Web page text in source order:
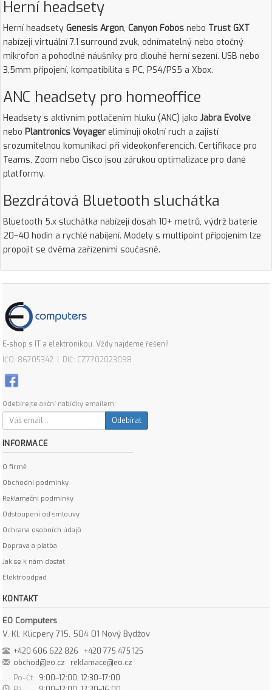
Herní headsety
Herní headsety Genesis Argon, Canyon Fobos nebo Trust GXT
nabízejí virtuální 7.1 surround zvuk, odnímatelný nebo otočný
mikrofon a pohodlné náušníky pro dlouhé herní sezení. USB nebo
3,5mm připojení, kompatibilita s PC, PS4/PS5 a Xbox.
ANC headsety pro homeoffice
Headsety s aktivním potlačením hluku (ANC) jako Jabra Evolve
nebo Plantronics Voyager eliminují okolní ruch a zajistí
srozumitelnou komunikaci při videokonferencích. Certifikace pro
Teams, Zoom nebo Cisco jsou zárukou optimalizace pro dané
platformy.
Bezdrátová Bluetooth sluchátka
Bluetooth 5.x sluchátka nabízejí dosah 10+ metrů, výdrž baterie
20–40 hodin a rychlé nabíjení. Modely s multipoint připojením lze
propojit se dvěma zařízeními současně.
E-shop s IT a elektronikou. Vždy najdeme řešení!
IČO: 86705342 | DIČ: CZ7702023098
Odebírejte akční nabídky emailem:
Odebírat
INFORMACE
O firmě
Obchodní podmínky
Reklamační podmínky
Odstoupení od smlouvy
Ochrana osobních údajů
Doprava a platba
Jak se k nám dostat
Elektroodpad
KONTAKT
EO Computers
V. Kl. Klicpery 715, 504 01 Nový Bydžov
+420 606 622 826
+420 775 475 125
obchod@eo.cz
reklamace@eo.cz
Po–Čt
9:00–12:00, 12:30–17:00